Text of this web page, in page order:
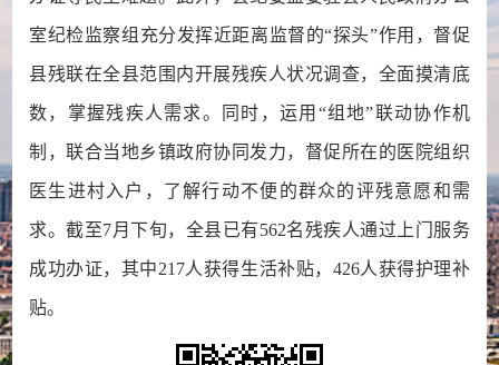
室纪检监察组充分发挥近距离监督的“探头”作用，督促
县残联在全县范围内开展残疾人状况调查，全面摸清底
数，掌握残疾人需求。同时，运用“组地”联动协作机
制，联合当地乡镇政府协同发力，督促所在的医院组织
医生进村入户，了解行动不便的群众的评残意愿和需
求。截至7月下旬，全县已有562名残疾人通过上门服务
成功办证，其中217人获得生活补贴，426人获得护理补
贴。